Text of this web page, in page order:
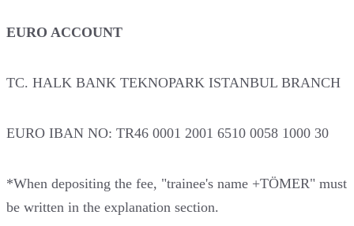
EURO ACCOUNT
TC. HALK BANK TEKNOPARK ISTANBUL BRANCH
EURO IBAN NO: TR46 0001 2001 6510 0058 1000 30
*When depositing the fee, "trainee's name +TÖMER" must
be written in the explanation section.